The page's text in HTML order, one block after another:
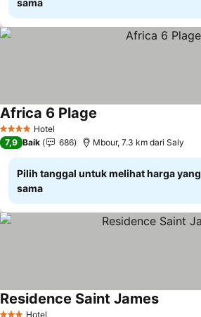
sama
4 BintangHotel
Africa 6 Plage
7,9 Baik 686 Mbour, 7.3 km dari Saly
Pilih tanggal untuk melihat harga yang
sama
Hotel
Residence Saint James